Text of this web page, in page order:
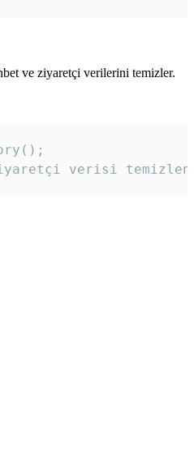
ve ziyaretçi verilerini temizler.
verisi